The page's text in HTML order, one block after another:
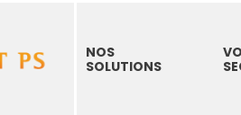
NOS
SOLUTIONS